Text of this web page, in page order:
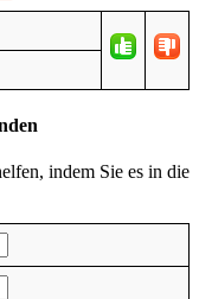
indem Sie es in die